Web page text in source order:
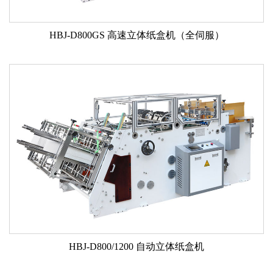
HBJ-D800GS 高速立体纸盒机（全伺服）
HBJ-D800/1200 自动立体纸盒机